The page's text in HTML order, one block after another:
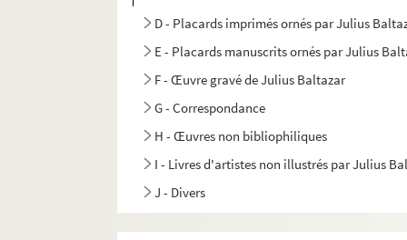
D - Placards imprimés ornés par Julius
E - Placards manuscrits ornés par Julius
F - Œuvre gravé de Julius Baltazar
G - Correspondance
H - Œuvres non bibliophiliques
I - Livres d'artistes non illustrés par Julius
J - Divers